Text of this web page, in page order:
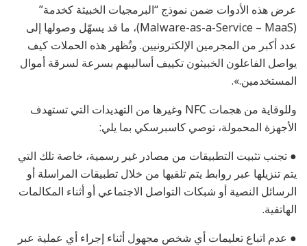
عرض هذه الأدوات ضمن نموذج “البرمجيات الخبيثة كخدمة”
(Malware-as-a-Service – MaaS)، ما قد يسهّل وصولها إلى
عدد أكبر من المجرمين الإلكترونيين. وتُظهر هذه الحملات كيف
يواصل الفاعلون الخبيثون تكييف أساليبهم بسرعة لسرقة أموال
المستخدمين.».
وللوقاية من هجمات NFC وغيرها من التهديدات التي تستهدف
الأجهزة المحمولة، توصي كاسبرسكي بما يلي:
● تجنب تثبيت التطبيقات من مصادر غير رسمية، خاصة تلك التي
يتم تنزيلها عبر روابط يتم تلقيها من خلال تطبيقات المراسلة أو
الرسائل النصية أو شبكات التواصل الاجتماعي أو أثناء المكالمات
الهاتفية.
● عدم اتباع تعليمات أي شخص مجهول أثناء إجراء أي عملية عبر